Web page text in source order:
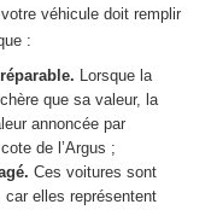
destruction
destruction
destruction
véhicule doit remplir
:
Lorsque la
que sa valeur, la
annoncée par
de l’Argus ;
Ces voitures sont
elles représentent